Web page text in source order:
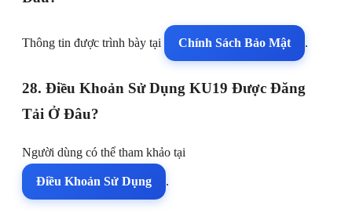
Thông tin được trình bày tại Chính Sách Bảo Mật .
28. Điều Khoản Sử Dụng KU19 Được Đăng
Tải Ở Đâu?
Người dùng có thể tham khảo tại
Điều Khoản Sử Dụng .